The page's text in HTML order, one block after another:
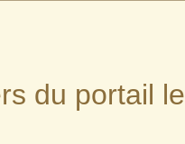
du portail